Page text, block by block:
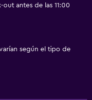
antes de las 11:00
según el tipo de